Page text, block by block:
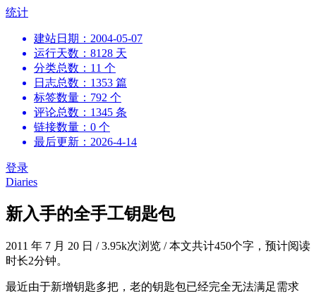
跳
统计
建站日期：2004-05-07
运行天数：8128 天
分类总数：11 个
日志总数：1353 篇
标签数量：792 个
评论总数：1345 条
链接数量：0 个
最后更新：2026-4-14
登录
Diaries
新入手的全手工钥匙包
2011 年 7 月 20 日 /3.95k次浏览 /本文共计450个字，预计阅读
时长2分钟。
最近由于新增钥匙多把，老的钥匙包已经完全无法满足需求